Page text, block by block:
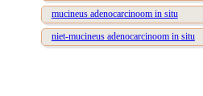
mucineus adenocarcinoom in situ
niet-mucineus adenocarcinoom in situ